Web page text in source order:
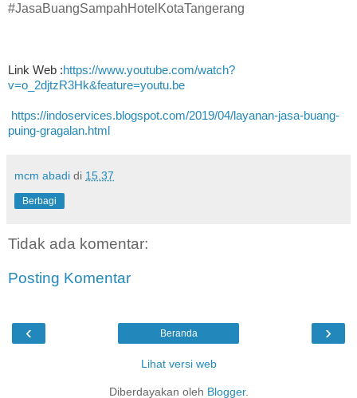
#JasaBuangSampahHotelKotaTangerang
Link Web :https://www.youtube.com/watch?
v=o_2djtzR3Hk&feature=youtu.be
https://indoservices.blogspot.com/2019/04/layanan-jasa-buang-
puing-gragalan.html
mcm abadi di 15.37
Berbagi
Tidak ada komentar:
Posting Komentar
‹ ›
Beranda
Lihat versi web
Diberdayakan oleh Blogger.